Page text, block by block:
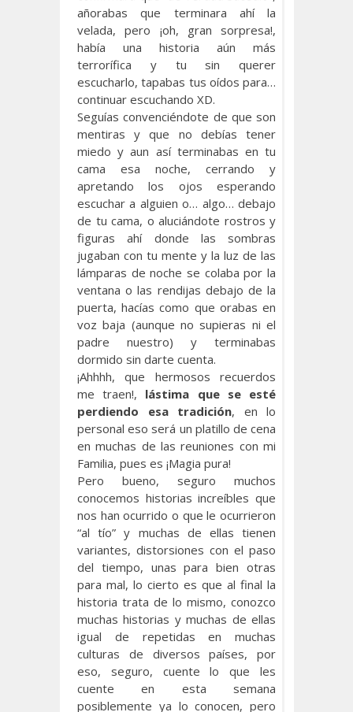
añorabas que terminara ahí la
velada, pero ¡oh, gran sorpresa!,
había una historia aún más
terrorífica y tu sin querer
escucharlo, tapabas tus oídos para…
continuar escuchando XD.
Seguías convenciéndote de que son
mentiras y que no debías tener
miedo y aun así terminabas en tu
cama esa noche, cerrando y
apretando los ojos esperando
escuchar a alguien o… algo… debajo
de tu cama, o aluciándote rostros y
figuras ahí donde las sombras
jugaban con tu mente y la luz de las
lámparas de noche se colaba por la
ventana o las rendijas debajo de la
puerta, hacías como que orabas en
voz baja (aunque no supieras ni el
padre nuestro) y terminabas
dormido sin darte cuenta.
¡Ahhhh, que hermosos recuerdos
me traen!, lástima que se esté
perdiendo esa tradición, en lo
personal eso será un platillo de cena
en muchas de las reuniones con mi
Familia, pues es ¡Magia pura!
Pero bueno, seguro muchos
conocemos historias increíbles que
nos han ocurrido o que le ocurrieron
“al tío” y muchas de ellas tienen
variantes, distorsiones con el paso
del tiempo, unas para bien otras
para mal, lo cierto es que al final la
historia trata de lo mismo, conozco
muchas historias y muchas de ellas
igual de repetidas en muchas
culturas de diversos países, por
eso, seguro, cuente lo que les
cuente en esta semana
posiblemente ya lo conocen, pero